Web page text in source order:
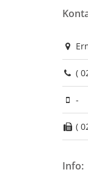
(
-
(
Info: